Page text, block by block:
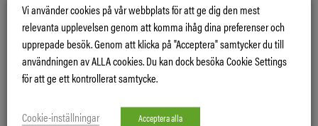
HUSQVARNA HV
586AE V-TWIN,
CHOKEFRI
START
Vi använder cookies på vår webbplats för att ge dig den mest
relevanta upplevelsen genom att komma ihåg dina preferenser och
upprepade besök. Genom att klicka på "Acceptera" samtycker du till
användningen av ALLA cookies. Du kan dock besöka Cookie Settings
för att ge ett kontrollerat samtycke.
Cookie-inställningar Acceptera alla